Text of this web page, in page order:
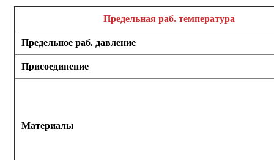
Предельная раб. температура
Предельное раб. давление
Присоединение
Материалы